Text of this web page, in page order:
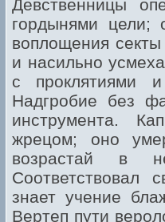
Девственницы
гордынями цели;
воплощения
и насильно
с проклятиями
Надгробие без
инструмента.
жрецом; оно
возрастай в
Соответствовал
знает учение
Вертеп пути